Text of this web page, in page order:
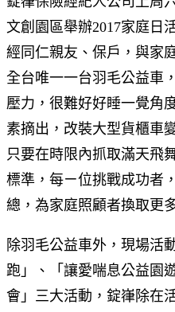
文創園區舉辦2017家庭日
經同仁親友、保戶，與家
全台唯一一台羽毛公益車
壓力，很難好好睡一覺角
素摘出，改裝大型貨櫃車
只要在時限內抓取滿天飛
標準，每ㄧ位挑戰成功者
總，為家庭照顧者換取更
除羽毛公益車外，現場活
跑」、「讓愛喘息公益園
會」三大活動，錠嵂除在